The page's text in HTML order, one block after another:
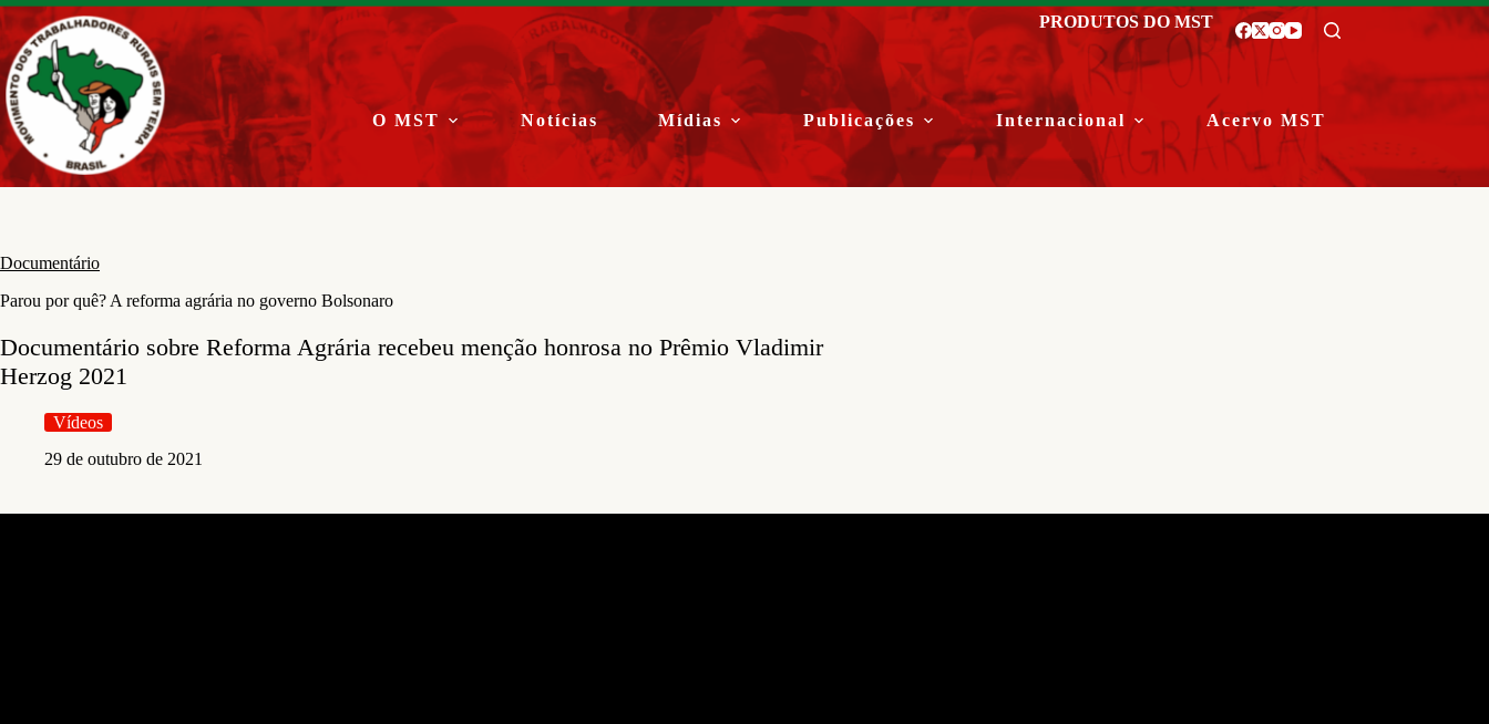
Pular
para
o
conteúdo
PRODUTOS DO MST
O MST Notícias Mídias Publicações Internacional Acervo MST
Documentário
Parou por quê? A reforma agrária no governo Bolsonaro
Documentário sobre Reforma Agrária recebeu menção honrosa no Prêmio Vladimir
Herzog 2021
Vídeos
29 de outubro de 2021